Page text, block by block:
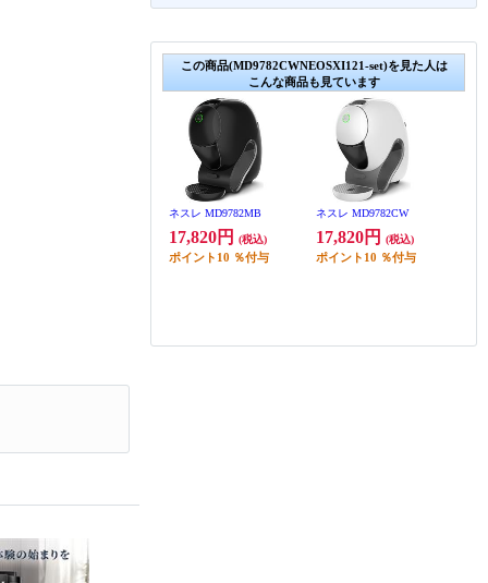
この商品(MD9782CWNEOSXI121-set)を見た人は
こんな商品も見ています
ネスレ MD9782MB
17,820円 (税込)
ポイント 10 ％付与
ネスレ MD9782CW
17,820円 (税込)
ポイント 10 ％付与